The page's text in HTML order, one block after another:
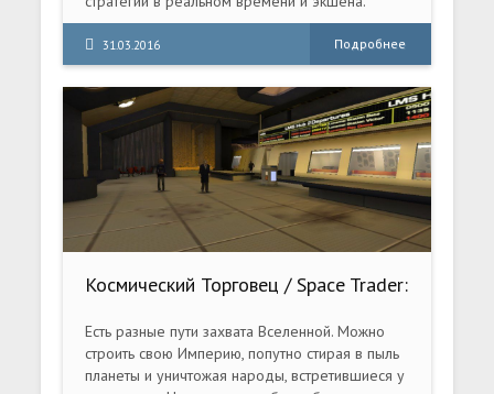
Действия в игре разворачиваются спустя пять
лет после событий первой части Guilty Gear.
Управляя Sol Badguy и его другом Sin, вам
предстоит противостоять вражеским gears -
модифицированным существам, которые
вновь восстали против человечества.
31.03.2016 Подробнее
Космический Торговец / Space Trader:
Есть разные пути захвата Вселенной. Можно
строить свою Империю, попутно стирая в пыль
планеты и уничтожая народы, встретившиеся у